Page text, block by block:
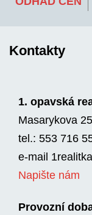
Kontakty
1. opavská
Masarykova
tel.: 553 716
e-mail 1realitka
Napište nám
Provozní